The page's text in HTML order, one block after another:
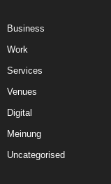
Business
Work
Services
Venues
Digital
Meinung
Uncategorised